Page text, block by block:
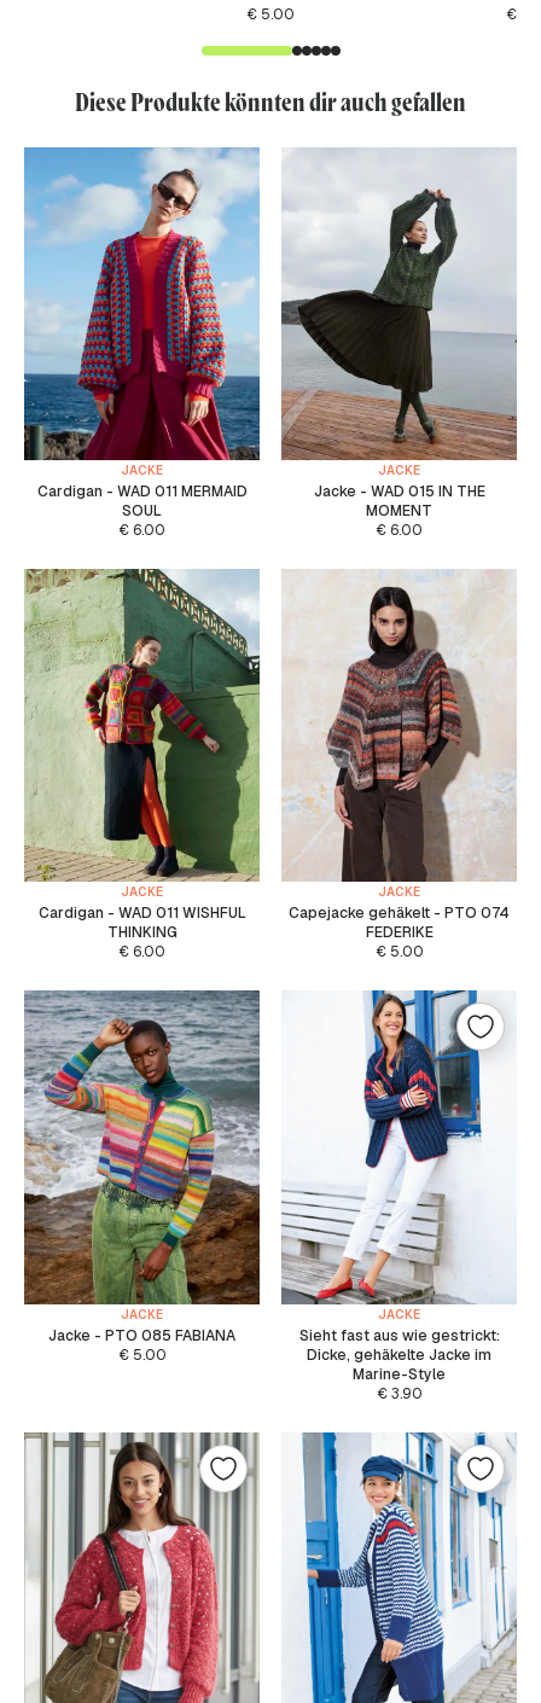
€ 5.00
€
Diese Produkte könnten dir auch gefallen
JACKE
Cardigan - WAD 011 MERMAID
SOUL
€ 6.00
JACKE
Jacke - WAD 015 IN THE
MOMENT
€ 6.00
JACKE
Cardigan - WAD 011 WISHFUL
THINKING
€ 6.00
JACKE
Capejacke gehäkelt - PTO 074
FEDERIKE
€5.00
JACKE
Jacke - PTO 085 FABIANA
€5.00
JACKE
Sieht fast aus wie gestrickt:
Dicke, gehäkelte Jacke im
Marine-Style
€3.90